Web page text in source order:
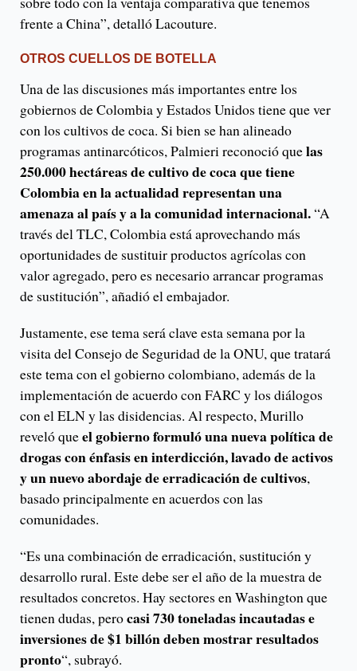
frente a China”, detalló Lacouture.
OTROS CUELLOS DE BOTELLA
Una de las discusiones más importantes entre los
gobiernos de Colombia y Estados Unidos tiene que ver
con los cultivos de coca. Si bien se han alineado
programas antinarcóticos, Palmieri reconoció quelas
250.000 hectáreas de cultivo de coca que tiene
Colombia en la actualidad representan una
amenaza al país y a la comunidad internacional.“A
través del TLC, Colombia está aprovechando más
oportunidades de sustituir productos agrícolas con
valor agregado, pero es necesario arrancar programas
de sustitución”, añadió el embajador.
Justamente, ese tema será clave esta semana por la
visita del Consejo de Seguridad de la ONU, que tratará
este tema con el gobierno colombiano, además de la
implementación de acuerdo con FARC y los diálogos
con el ELN y las disidencias. Al respecto, Murillo
reveló queel gobierno formuló una nueva política de
drogas con énfasis en interdicción, lavado de activos
y un nuevo abordaje de erradicación de cultivos,
basado principalmente en acuerdos con las
comunidades.
“Es una combinación de erradicación, sustitución y
desarrollo rural. Este debe ser el año de la muestra de
resultados concretos. Hay sectores en Washington que
tienen dudas, perocasi 730 toneladas incautadas e
inversiones de $1 billón deben mostrar resultados
pronto“, subrayó.